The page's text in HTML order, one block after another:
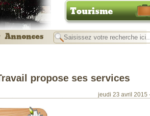
Annonces
Tourisme
propose ses services
jeudi 23 avril 2015